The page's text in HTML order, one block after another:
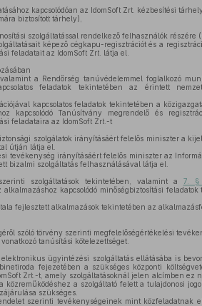
kapcsolódóan az IdomSoft Zrt. kézbesítési
biztosított tárhely),
szolgáltatással rendelkező felhasználók részére
képező cégkapu-regisztrációt és a
feladatait az IdomSoft Zrt. látja el.
a Rendőrség tanúvédelemmel foglalkozó
feladatok tekintetében az érintett
kapcsolatos feladatok tekintetében a
kapcsolódó Tanúsítvány megrendelő és
feladataira az IdomSoft Zrt.-t
szolgálatok irányításáért felelős miniszter a
útján látja el.
tevékenység irányításáért felelős miniszter az
bizalmi szolgáltatás felhasználásával látja el.
szolgáltatások tekintetében, valamint a 7. §
kapcsolódó minőségbiztosítási
fejlesztett alkalmazások tekintetében az
szóló törvény szerinti megfelelőségértékelési
tanúsítási kötelezettséget.
ügyintézési szolgáltatás ellátásába is
fejezetében a szükséges központi
Zrt.-t, amely szolgáltatásoknál jelen alcímben ez
közreműködéshez a szolgáltató felett a tulajdonosi
szükséges.
szerinti tevékenységeinek mint közfeladatnak